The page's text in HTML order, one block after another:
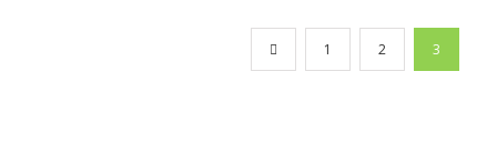
1 2 3